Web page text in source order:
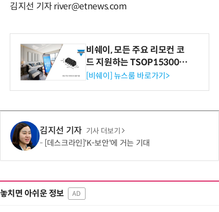
김지선 기자 river@etnews.com
비쉐이, 모든 주요 리모컨 코
드 지원하는 TSOP15300 시
리즈 IR 수신기 출시
[비쉐이] 뉴스룸 바로가기>
김지선 기자 기사 더보기
[데스크라인]'K-보안'에 거는 기대
놓치면 아쉬운 정보 AD